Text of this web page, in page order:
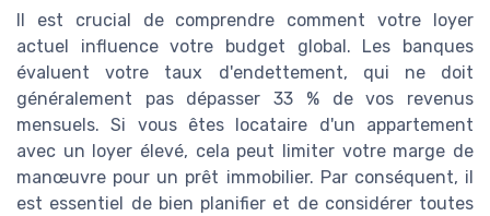
Il est crucial de comprendre comment votre loyer
actuel influence votre budget global. Les banques
évaluent votre taux d'endettement, qui ne doit
généralement pas dépasser 33 % de vos revenus
mensuels. Si vous êtes locataire d'un appartement
avec un loyer élevé, cela peut limiter votre marge de
manœuvre pour un prêt immobilier. Par conséquent, il
est essentiel de bien planifier et de considérer toutes